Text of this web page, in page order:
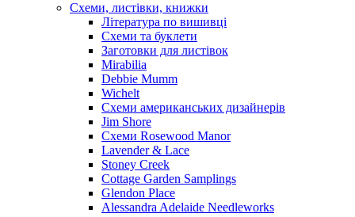
Схеми, листівки, книжки
Література по вишивці
Схеми та буклети
Заготовки для листівок
Mirabilia
Debbie Mumm
Wichelt
Схеми американських дизайнерів
Jim Shore
Cхеми Rosewood Manor
Lavender & Lace
Stoney Creek
Cottage Garden Samplings
Glendon Place
Alessandra Adelaide Needleworks